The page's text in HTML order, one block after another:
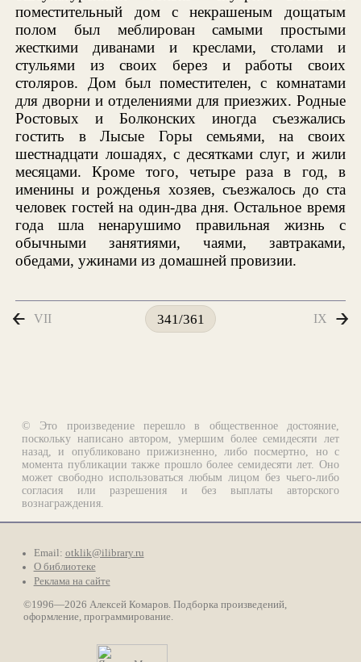
поместительный дом с некрашеным дощатым
полом был меблирован самыми простыми
жесткими диванами и креслами, столами и
стульями из своих берез и работы своих
столяров. Дом был поместителен, с комнатами
для дворни и отделениями для приезжих. Родные
Ростовых и Болконских иногда съезжались
гостить в Лысые Горы семьями, на своих
шестнадцати лошадях, с десятками слуг, и жили
месяцами. Кроме того, четыре раза в год, в
именины и рожденья хозяев, съезжалось до ста
человек гостей на один-два дня. Остальное время
года шла ненарушимо правильная жизнь с
обычными занятиями, чаями, завтраками,
обедами, ужинами из домашней провизии.
VII 341/361 IX
© Это произведение перешло в общественное достояние,
поскольку написано автором, умершим более семидесяти лет
назад, и опубликовано прижизненно, либо посмертно, но с
момента публикации также прошло более семидесяти лет. Оно
может свободно использоваться любым лицом без чьего-либо
согласия или разрешения и без выплаты авторского
вознаграждения.
Email: otklik@ilibrary.ru
О библиотеке
Реклама на сайте
©1996—2026 Алексей Комаров. Подборка произведений,
оформление, программирование.